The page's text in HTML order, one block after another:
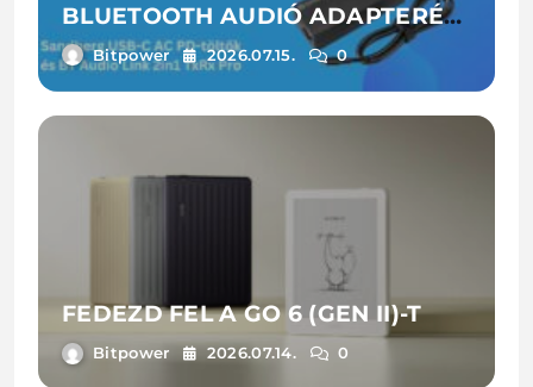
BLUETOOTH AUDIÓ ADAPTERÉT
ÉS LAPTOPTÖLTŐIT
Bitpower 2026.07.15. 0
FEDEZD FEL A GO 6 (GEN II)-T
Bitpower 2026.07.14. 0